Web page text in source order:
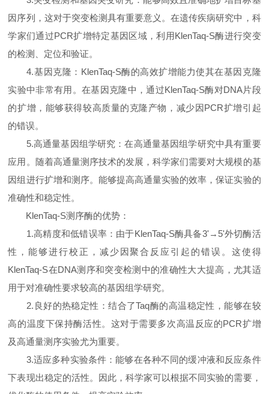
因序列，这对于突变检测具有重要意义。在遗传疾病研究中，科
学家们通过PCR扩增特定基因区域，利用KlenTaq-S酶进行突变
的检测、定位和验证。
4.基因克隆：KlenTaq-S酶的高效扩增能力使其在基因克隆
实验中非常有用。在基因克隆中，通过KlenTaq-S酶对DNA片段
的扩增，能够获得较高质量的克隆产物，减少因PCR扩增引起
的错误。
5.高通量基因组学研究：在高通量基因组学研究中具有重要
应用。随着高通量测序技术的发展，科学家们需要对大规模的基
因组进行扩增和测序。能够提高高通量实验的效率，保证实验的
准确性和稳定性。
KlenTaq-S测序酶的优势：
1.高精度和低错误率：由于KlenTaq-S酶具备3'→5'外切酶活
性，能够进行校正，减少因聚合反应引起的错误。这使得
KlenTaq-S在DNA测序和突变检测中的准确性大大提高，尤其适
用于对准确性要求较高的基因组学研究。
2.良好的热稳定性：结合了Taq酶的高温稳定性，能够在较
高的温度下保持酶活性。这对于需要多次高温反应的PCR扩增
及高通量测序实验尤为重要。
3.适应多种实验条件：能够在各种不同的缓冲液和反应条件
下表现出稳定的活性。因此，科学家可以根据不同实验的需要，